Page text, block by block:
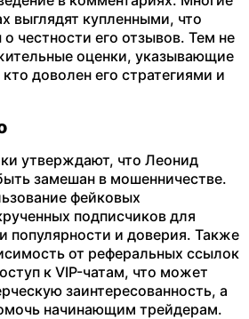
выглядят купленными, что
честности его отзывов​​. Тем не
оценки, указывающие
доволен его стратегиями и
утверждают, что Леонид
замешан в мошенничестве.
фейковых
подписчиков для
популярности и доверия. Также
от реферальных ссылок
к VIP-чатам, что может
заинтересованность, а
начинающим трейдерам​.